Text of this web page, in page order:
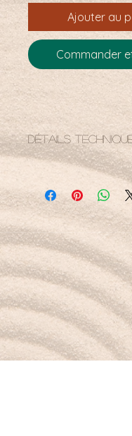
Ajouter au
Commander
Détails
Bracelet élastiqué
8mm
17, 5 mm soit 22 perles
Petit mot pour la route
Je me libère du stress,
fluorite.
Boutique